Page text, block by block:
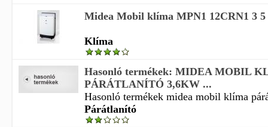
Midea Mobil klíma MPN1 12CRN1 3
Klíma
Hasonló termékek: MIDEA MOBIL
PÁRÁTLANÍTÓ 3,6KW ...
Hasonló termékek midea mobil klíma
Párátlanító